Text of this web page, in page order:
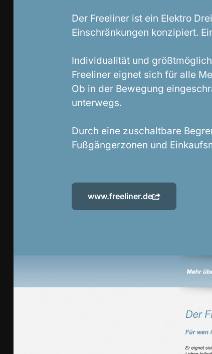
Der Freeliner ist ein Elektro
Einschränkungen konzipiert.
Individualität und
Freeliner eignet sich für alle
Ob in der Bewegung
unterwegs.
Durch eine zuschaltbare
Fußgängerzonen und
www.freeliner.de